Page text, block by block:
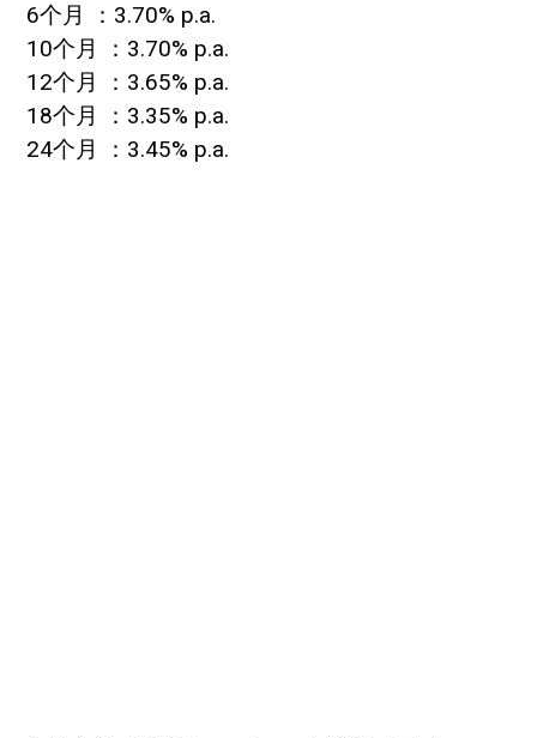
6个月 ：3.70% p.a.
10个月 ：3.70% p.a.
12个月 ：3.65% p.a.
18个月 ：3.35% p.a.
24个月 ：3.45% p.a.